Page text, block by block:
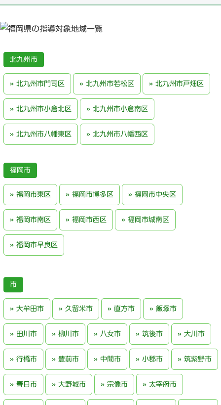
北九州市
北九州市門司区 北九州市若松区 北九州市戸畑区
北九州市小倉北区 北九州市小倉南区
北九州市八幡東区 北九州市八幡西区
福岡市
福岡市東区 福岡市博多区 福岡市中央区
福岡市南区 福岡市西区 福岡市城南区
福岡市早良区
大牟田市 久留米市 直方市 飯塚市
田川市 柳川市 八女市 筑後市 大川市
行橋市 豊前市 中間市 小郡市 筑紫野市
春日市 大野城市 宗像市 太宰府市